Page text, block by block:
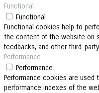
Functional
Functional
Functional cookies help to
the content of the website on
feedbacks, and other third-
Performance
Performance
Performance cookies are used
performance indexes of the